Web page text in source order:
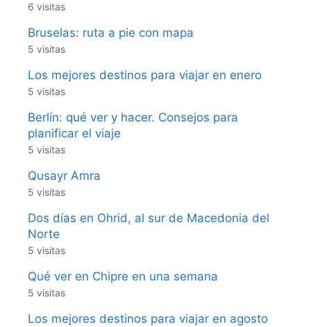
6 visitas
Bruselas: ruta a pie con mapa
5 visitas
Los mejores destinos para viajar en enero
5 visitas
Berlín: qué ver y hacer. Consejos para
planificar el viaje
5 visitas
Qusayr Amra
5 visitas
Dos días en Ohrid, al sur de Macedonia del
Norte
5 visitas
Qué ver en Chipre en una semana
5 visitas
Los mejores destinos para viajar en agosto